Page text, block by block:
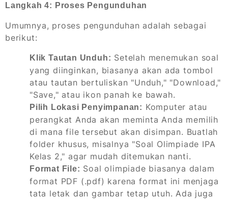
Langkah 4: Proses Pengunduhan
Umumnya, proses pengunduhan adalah sebagai
berikut:
Klik Tautan Unduh: Setelah menemukan soal
yang diinginkan, biasanya akan ada tombol
atau tautan bertuliskan "Unduh," "Download,"
"Save," atau ikon panah ke bawah.
Pilih Lokasi Penyimpanan: Komputer atau
perangkat Anda akan meminta Anda memilih
di mana file tersebut akan disimpan. Buatlah
folder khusus, misalnya "Soal Olimpiade IPA
Kelas 2," agar mudah ditemukan nanti.
Format File: Soal olimpiade biasanya dalam
format PDF (.pdf) karena format ini menjaga
tata letak dan gambar tetap utuh. Ada juga